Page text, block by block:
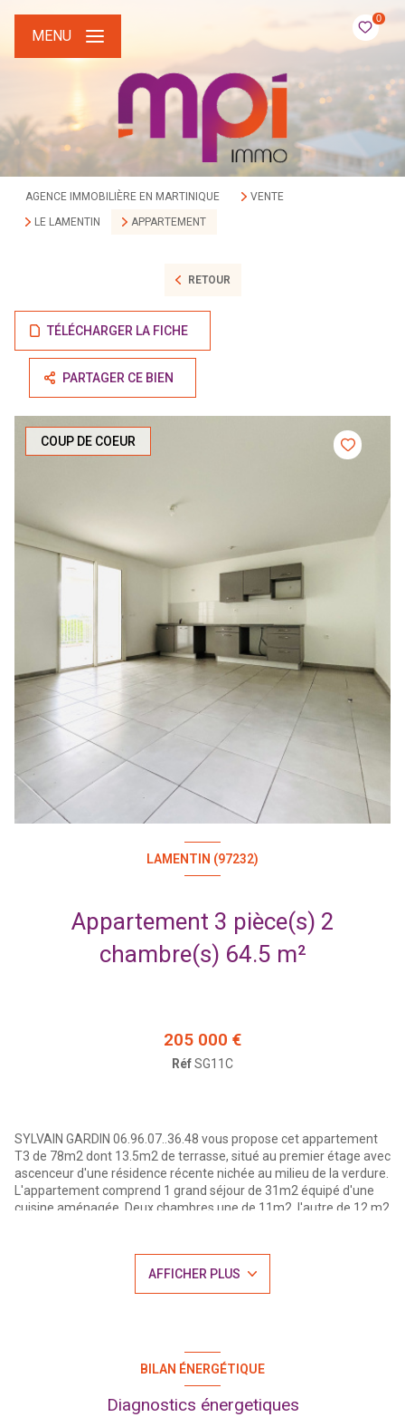
0
MENU
AGENCE IMMOBILIÈRE EN MARTINIQUE
VENTE
LE LAMENTIN
APPARTEMENT
RETOUR
TÉLÉCHARGER LA FICHE
PARTAGER CE BIEN
COUP DE COEUR
LAMENTIN (97232)
Appartement 3 pièce(s) 2
chambre(s) 64.5 m²
205 000 €
RéfSG11C
SYLVAIN GARDIN 06.96.07..36.48 vous propose cet appartement
T3 de 78m2 dont 13.5m2 de terrasse, situé au premier étage avec
ascenceur d'une résidence récente nichée au milieu de la verdure.
L'appartement comprend 1 grand séjour de 31m2 équipé d'une
cuisine aménagée. Deux chambres une de 11m2, l'autre de 12 m2
avec lave-main, une terrasse couverte de 13.50m2 avec vue
dégagée. Digicode, place de parking privée, portail automatique.
Appartement en bon état général, proche des commerces et
AFFICHER PLUS
BILAN ÉNERGÉTIQUE
Diagnostics énergetiques